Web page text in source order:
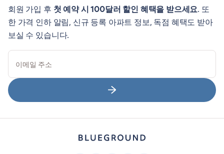
회원 가입 후 첫 예약 시 100달러 할인 혜택을 받으세요. 또
한 가격 인하 알림, 신규 등록 아파트 정보, 독점 혜택도 받아
보실 수 있습니다.
이메일 주소